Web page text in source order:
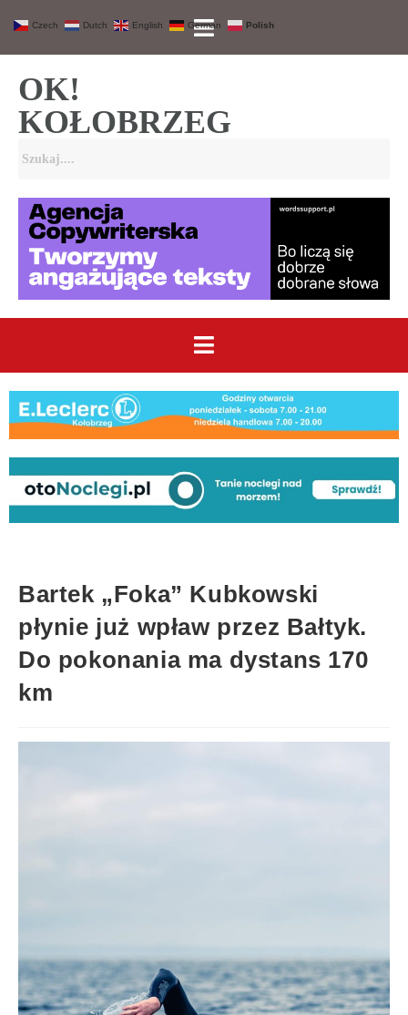
OK!
KOŁOBRZEG
Bartek „Foka” Kubkowski
płynie już wpław przez Bałtyk.
Do pokonania ma dystans 170
km
Czech Dutch English German Polish